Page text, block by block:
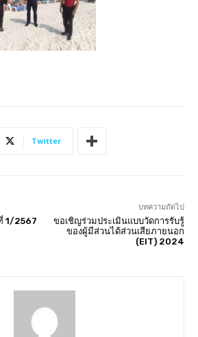
Twitter
1/2567
บทความถัดไป
ขอเชิญร่วมประเมินแบบวัดการรับรู้
ของผู้มีส่วนได้ส่วนเสียภายนอก
(EIT) 2024